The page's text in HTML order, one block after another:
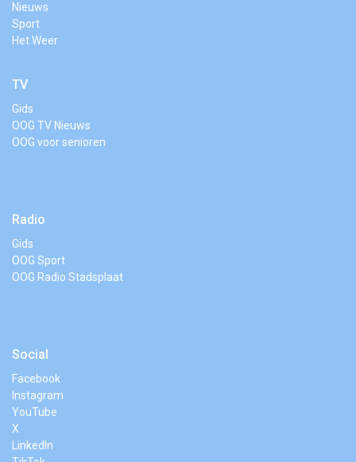
Nieuws
Sport
Het Weer
TV
Gids
OOG TV Nieuws
OOG voor senioren
Radio
Gids
OOG Sport
OOG Radio Stadsplaat
Social
Facebook
Instagram
YouTube
X
LinkedIn